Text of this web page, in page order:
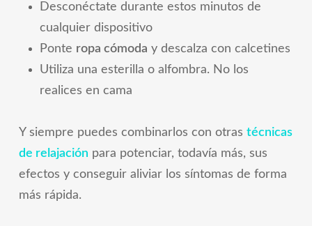
Desconéctate durante estos minutos de
cualquier dispositivo
Ponte ropa cómoda y descalza con calcetines
Utiliza una esterilla o alfombra. No los
realices en cama
Y siempre puedes combinarlos con otras técnicas
de relajación para potenciar, todavía más, sus
efectos y conseguir aliviar los síntomas de forma
más rápida.